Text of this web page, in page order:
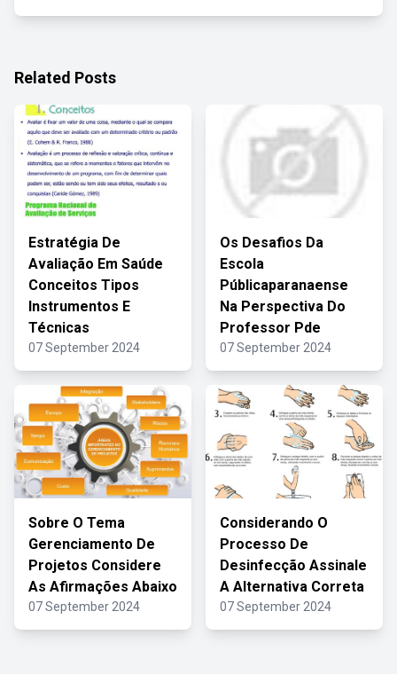
Related Posts
Estratégia De
Avaliação Em Saúde
Conceitos Tipos
Instrumentos E
Técnicas
07 September 2024
Os Desafios Da
Escola
Públicaparanaense
Na Perspectiva Do
Professor Pde
07 September 2024
Sobre O Tema
Gerenciamento De
Projetos Considere
As Afirmações Abaixo
07 September 2024
Considerando O
Processo De
Desinfecção Assinale
A Alternativa Correta
07 September 2024